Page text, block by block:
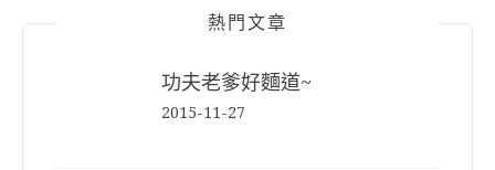
熱門文章
功夫老爹好麵道~
2015-11-27